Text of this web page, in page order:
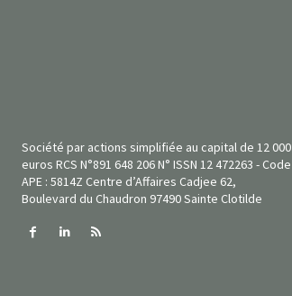
Société par actions simplifiée au capital de 12 000
euros RCS N°891 648 206 N° ISSN 12 472263 - Code
APE : 5814Z Centre d’Affaires Cadjee 62,
Boulevard du Chaudron 97490 Sainte Clotilde